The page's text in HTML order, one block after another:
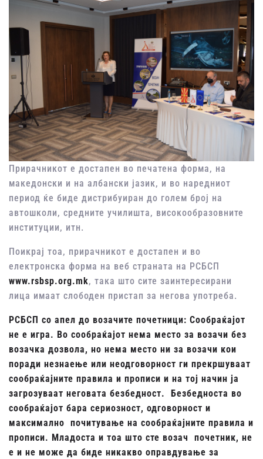
Прирачникот е достапен во печатена форма, на
македонски и на албански јазик, и во наредниот
период ќе биде дистрибуиран до голем број на
автошколи, средните училишта, високообразовните
институции, итн.
Поикрај тоа, прирачникот е достапен и во
електронска форма на веб страната на РСБСП
www.rsbsp.org.mk, така што сите заинтересирани
лица имаат слободен пристап за негова употреба.
РСБСП со апел до возачите почетници: Сообраќајот
не е игра. Во сообраќајот нема место за возачи без
возачка дозвола, но нема место ни за возачи кои
поради незнаење или неодговорност ги прекршуваат
сообраќајните правила и прописи и на тој начин ја
загрозуваат неговата безбедност. Безбедноста во
сообраќајот бара сериозност, одговорност и
максимално почитување на сообраќајните правила и
прописи. Младоста и тоа што сте возач почетник, не
е и не може да биде никакво оправдување за